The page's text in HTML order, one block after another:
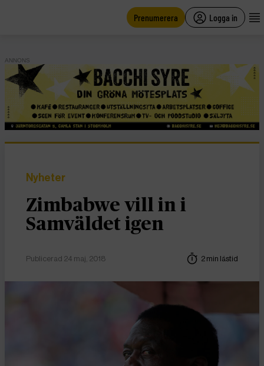
Prenumerera Logga in
ANNONS
Nyheter
Zimbabwe vill in i
Samväldet igen
Publicerad 24 maj, 2018 2 min lästid